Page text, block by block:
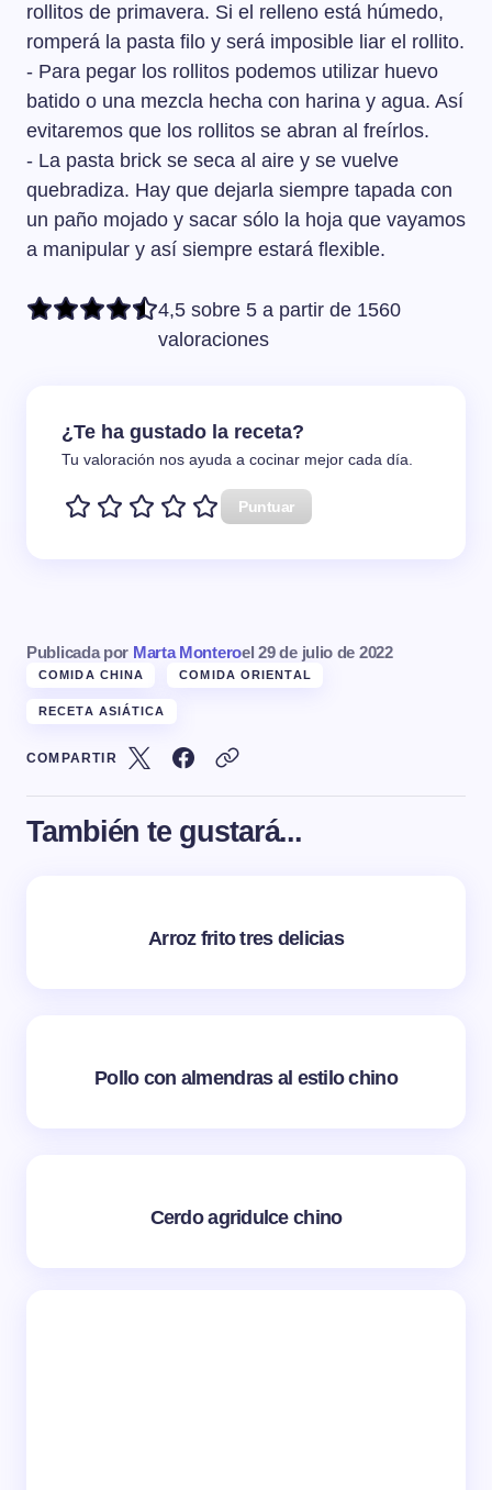
rollitos de primavera. Si el relleno está húmedo,
romperá la pasta filo y será imposible liar el rollito.
- Para pegar los rollitos podemos utilizar huevo
batido o una mezcla hecha con harina y agua. Así
evitaremos que los rollitos se abran al freírlos.
- La pasta brick se seca al aire y se vuelve
quebradiza. Hay que dejarla siempre tapada con
un paño mojado y sacar sólo la hoja que vayamos
a manipular y así siempre estará flexible.
4,5 sobre 5 a partir de 1560
valoraciones
¿Te ha gustado la receta?
Tu valoración nos ayuda a cocinar mejor cada día.
Puntuar
Publicada por Marta Monteroel 29 de julio de 2022
COMIDA CHINA COMIDA ORIENTAL
RECETA ASIÁTICA
COMPARTIR
También te gustará...
Arroz frito tres delicias
Pollo con almendras al estilo chino
Cerdo agridulce chino